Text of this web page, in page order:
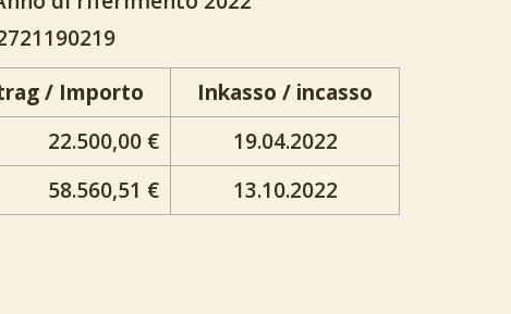
/ Importo
Inkasso / incasso
22.500,00 €
19.04.2022
58.560,51 € 13.10.2022